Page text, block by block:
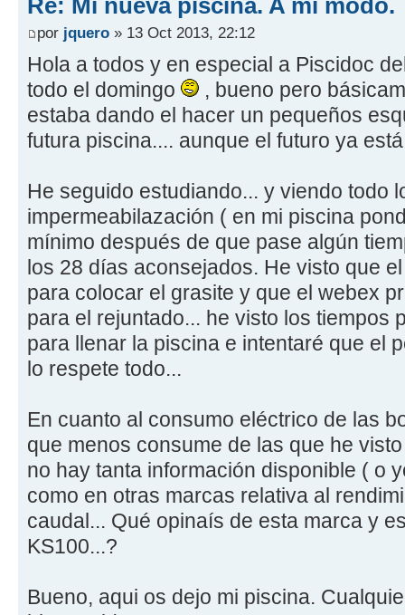
Re: Mi nueva piscina. A mi modo.
por jquero » 13 Oct 2013, 22:12
Hola a todos y en especial a Piscidoc
todo el domingo
, bueno pero
estaba dando el hacer un pequeños
futura piscina.... aunque el futuro ya
He seguido estudiando... y viendo todo
impermeabilazación ( en mi piscina
mínimo después de que pase algún
los 28 días aconsejados. He visto que
para colocar el grasite y que el webex
para el rejuntado... he visto los tiempos
para llenar la piscina e intentaré que el
lo respete todo...
En cuanto al consumo eléctrico de las
que menos consume de las que he
no hay tanta información disponible ( o
como en otras marcas relativa al
caudal... Qué opinaís de esta marca y
KS100...?
Bueno, aqui os dejo mi piscina.